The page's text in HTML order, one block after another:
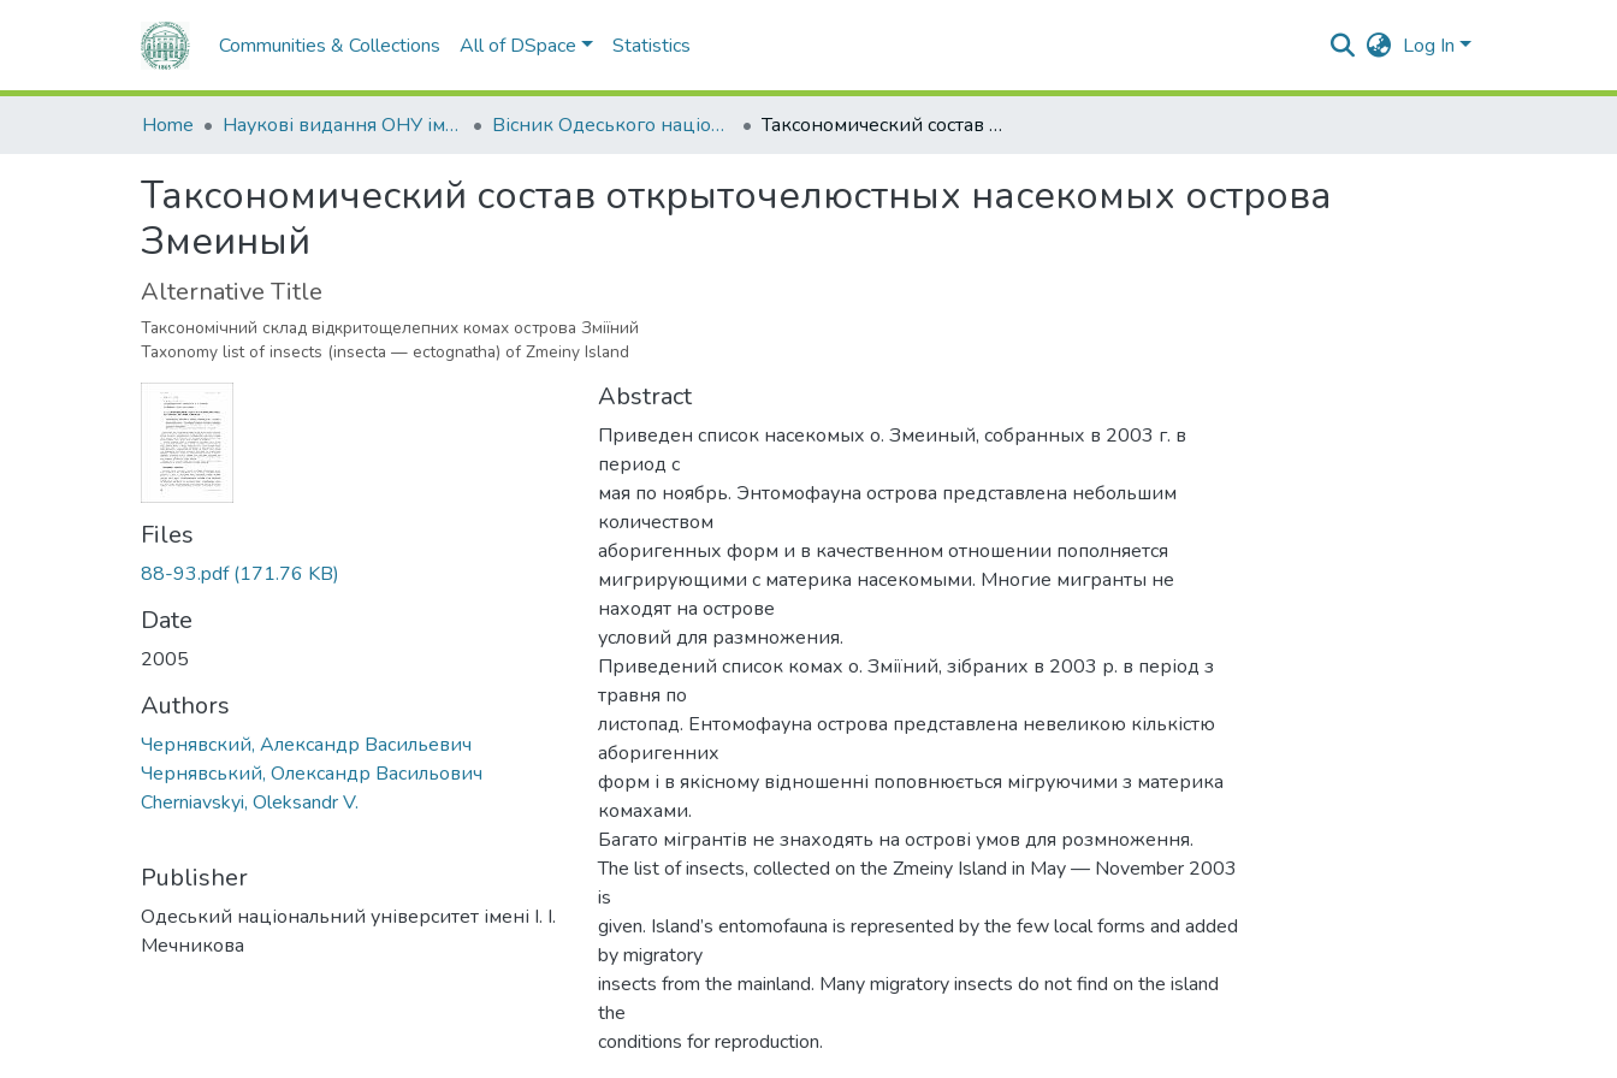
Communities & Collections All of DSpace Statistics Log In
Home Наукові видання ОНУ імені І. І. Мечникова Вісник Одеського національного університету. Екологія. Таксономический состав открыточелюстных насекомых острова Змеиный
Таксономический состав открыточелюстных насекомых острова
Змеиный
Alternative Title
Таксономічний склад відкритощелепних комах острова Зміїний
Taxonomy list of insects (insecta — ectognatha) of Zmeiny Island
Files
88-93.pdf(171.76 KB)
Date
2005
Authors
Чернявский, Александр Васильевич
Чернявський, Олександр Васильович
Cherniavskyi, Oleksandr V.
Publisher
Одеський національний університет імені І. І.
Мечникова
Abstract
Приведен список насекомых о. Змеиный, собранных в 2003 г. в
период с
мая по ноябрь. Энтомофауна острова представлена небольшим
количеством
аборигенных форм и в качественном отношении пополняется
мигрирующими с материка насекомыми. Многие мигранты не
находят на острове
условий для размножения.
Приведений список комах о. Зміїний, зібраних в 2003 р. в період з
травня по
листопад. Ентомофауна острова представлена невеликою кількістю
аборигенних
форм і в якісному відношенні поповнюється мігруючими з материка
комахами.
Багато мігрантів не знаходять на острові умов для розмноження.
The list of insects, collected on the Zmeiny Island in May — November 2003
is
given. Island’s entomofauna is represented by the few local forms and added
by migratory
insects from the mainland. Many migratory insects do not find on the island
the
conditions for reproduction.